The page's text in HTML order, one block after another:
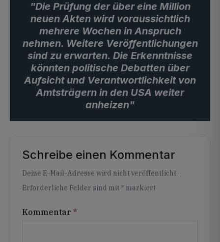
"Die Prüfung der über eine Million
neuen Akten wird voraussichtlich
mehrere Wochen in Anspruch
nehmen. Weitere Veröffentlichungen
sind zu erwarten. Die Erkenntnisse
könnten politische Debatten über
Aufsicht und Verantwortlichkeit von
Amtsträgern in den USA weiter
anheizen"
Schreibe einen Kommentar
Deine E-Mail-Adresse wird nicht veröffentlicht.
Erforderliche Felder sind mit * markiert
Kommentar *
Alternative: